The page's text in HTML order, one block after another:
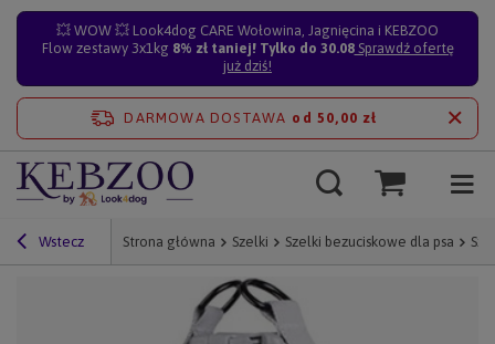
💥 WOW 💥 Look4dog CARE Wołowina, Jagnięcina i KEBZOO
Flow zestawy 3x1kg 8% zł taniej! Tylko do 30.08Sprawdź ofertę
już dziś!
DARMOWA DOSTAWA od 50,00 zł
Wstecz Strona główna Szelki Szelki bezuciskowe dla psa